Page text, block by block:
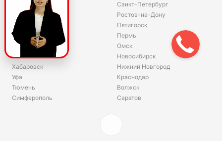
Владивосток
Екатеринбург
Красноярск
Волгоград
Ярославль
Челябинск
Хабаровск
Уфа
Тюмень
Симферополь
Санкт-Петербург
Ростов-на-Дону
Пятигорск
Пермь
Омск
Новосибирск
Нижний Новгород
Краснодар
Волжск
Саратов